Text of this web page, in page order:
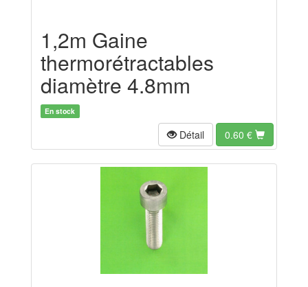
1,2m Gaine
thermorétractables
diamètre 4.8mm
En stock
Détail 0.60 €